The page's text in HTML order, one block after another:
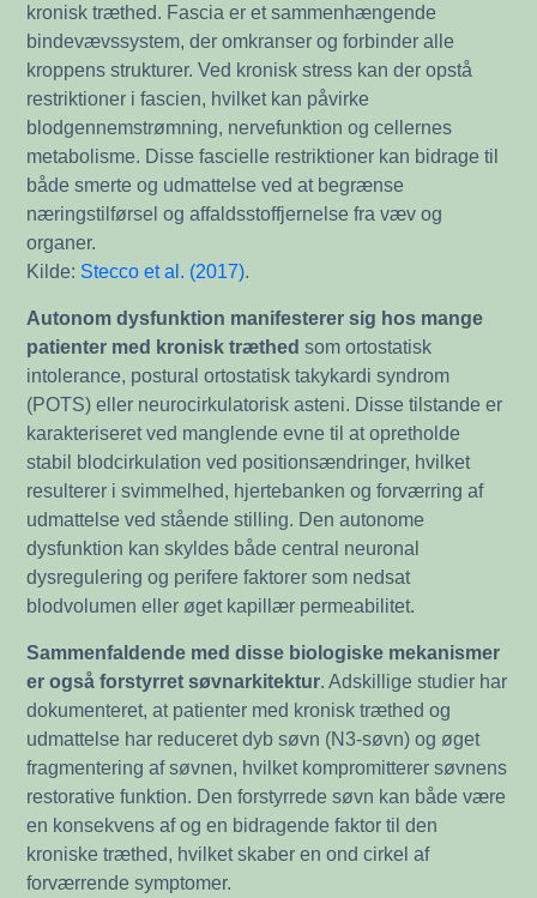
kronisk træthed. Fascia er et sammenhængende
bindevævssystem, der omkranser og forbinder alle
kroppens strukturer. Ved kronisk stress kan der opstå
restriktioner i fascien, hvilket kan påvirke
blodgennemstrømning, nervefunktion og cellernes
metabolisme. Disse fascielle restriktioner kan bidrage til
både smerte og udmattelse ved at begrænse
næringstilførsel og affaldsstoffjernelse fra væv og
organer.
Kilde: Stecco et al. (2017).
Autonom dysfunktion manifesterer sig hos mange
patienter med kronisk træthed som ortostatisk
intolerance, postural ortostatisk takykardi syndrom
(POTS) eller neurocirkulatorisk asteni. Disse tilstande er
karakteriseret ved manglende evne til at opretholde
stabil blodcirkulation ved positionsændringer, hvilket
resulterer i svimmelhed, hjertebanken og forværring af
udmattelse ved stående stilling. Den autonome
dysfunktion kan skyldes både central neuronal
dysregulering og perifere faktorer som nedsat
blodvolumen eller øget kapillær permeabilitet.
Sammenfaldende med disse biologiske mekanismer
er også forstyrret søvnarkitektur . Adskillige studier har
dokumenteret, at patienter med kronisk træthed og
udmattelse har reduceret dyb søvn (N3-søvn) og øget
fragmentering af søvnen, hvilket kompromitterer søvnens
restorative funktion. Den forstyrrede søvn kan både være
en konsekvens af og en bidragende faktor til den
kroniske træthed, hvilket skaber en ond cirkel af
forværrende symptomer.